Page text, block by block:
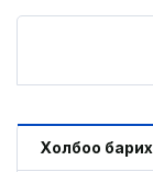
Холбоо барих